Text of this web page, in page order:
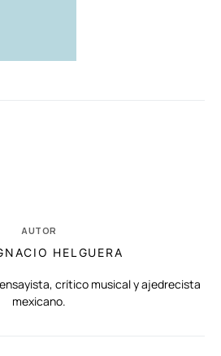
AUTOR
HELGUERA
crítico musical y ajedrecista
mexicano.